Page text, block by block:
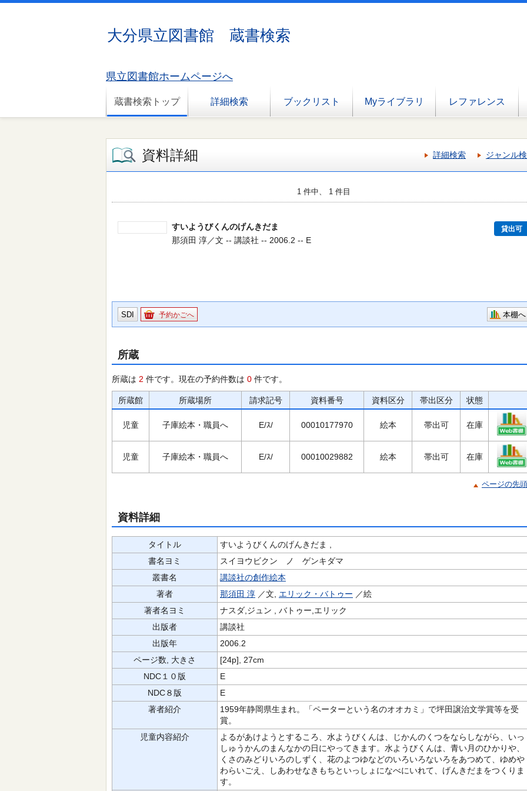
大分県立図書館 蔵書検索
県立図書館ホームページへ
蔵書検索トップ 詳細検索 ブックリスト Myライブラリ レファレンス
資料詳細 詳細検索 ジャンル
1 件中、 1 件目
すいようびくんのげんきだま 貸出可
那須田 淳／文 -- 講談社 -- 2006.2 -- E
SDI 予約かごへ 本棚へ
所蔵
所蔵は 2 件です。現在の予約件数は 0 件です。
所蔵館 所蔵場所 請求記号 資料番号 資料区分 帯出区分 状態
児童 子庫絵本・職員へ E/ｽ/ 00010177970 絵本 帯出可 在庫
児童 子庫絵本・職員へ E/ｽ/ 00010029882 絵本 帯出可 在庫
ページの先
資料詳細
タイトル
すいようびくんのげんきだま ,
書名ヨミ
スイヨウビクン ノ ゲンキダマ
叢書名
講談社の創作絵本
著者
那須田 淳 ／文, エリック・バトゥー ／絵
著者名ヨミ
ナスダ,ジュン , バトゥー,エリック
出版者
講談社
出版年
2006.2
ページ数, 大きさ
[24p], 27cm
NDC１０版
E
NDC８版
E
著者紹介
1959年静岡県生まれ。「ペーターという名のオオカミ」で坪田譲治文学賞等を受
賞。
児童内容紹介
よるがあけようとするころ、水ようびくんは、じかんのくつをならしながら、いっ
しゅうかんのまんなかの日にやってきます。水ようびくんは、青い月のひかりや、
くさのみどりいろのしずく、花のよつゆなどのいろいろないろをあつめて、ゆめや
わらいごえ、しあわせなきもちといっしょになべにいれて、げんきだまをつくりま
す。